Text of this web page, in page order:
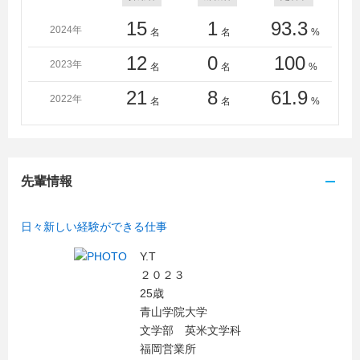
2024年 15 名 1 名 93.3 %
2023年 12 名 0 名 100 %
2022年 21 名 8 名 61.9 %
先輩情報
日々新しい経験ができる仕事
Y.T
２０２３
25歳
青山学院大学
文学部 英米文学科
福岡営業所